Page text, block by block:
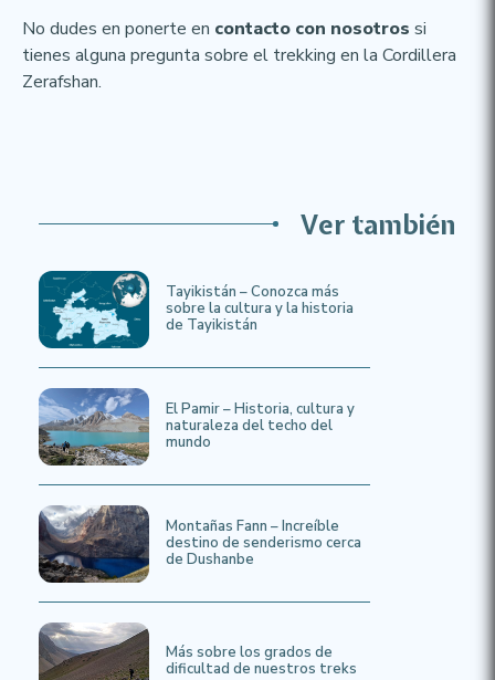
No dudes en ponerte en contacto con nosotros si
tienes alguna pregunta sobre el trekking en la Cordillera
Zerafshan.
Ver también
Tayikistán – Conozca más
sobre la cultura y la historia
de Tayikistán
El Pamir – Historia, cultura y
naturaleza del techo del
mundo
Montañas Fann – Increíble
destino de senderismo cerca
de Dushanbe
Más sobre los grados de
dificultad de nuestros treks